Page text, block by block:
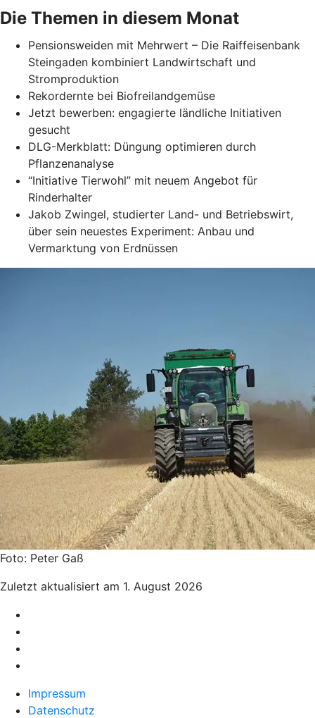
Die Themen in diesem Monat
Pensionsweiden mit Mehrwert – Die Raiffeisenbank
Steingaden kombiniert Landwirtschaft und
Stromproduktion
Rekordernte bei Biofreilandgemüse
Jetzt bewerben: engagierte ländliche Initiativen
gesucht
DLG-Merkblatt: Düngung optimieren durch
Pflanzenanalyse
“Initiative Tierwohl” mit neuem Angebot für
Rinderhalter
Jakob Zwingel, studierter Land- und Betriebswirt,
über sein neuestes Experiment: Anbau und
Vermarktung von Erdnüssen
Foto: Peter Gaß
Zuletzt aktualisiert am 1. August 2026
Impressum
Datenschutz